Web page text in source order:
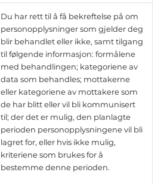
Du har rett til å få bekreftelse på om
personopplysninger som gjelder deg
blir behandlet eller ikke, samt tilgang
til følgende informasjon: formålene
med behandlingen; kategoriene av
data som behandles; mottakerne
eller kategoriene av mottakere som
de har blitt eller vil bli kommunisert
til; der det er mulig, den planlagte
perioden personopplysningene vil bli
lagret for, eller hvis ikke mulig,
kriteriene som brukes for å
bestemme denne perioden.